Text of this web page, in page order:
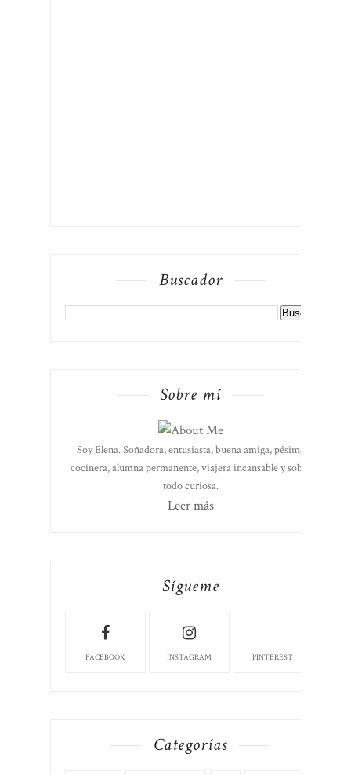
Buscador
Sobre mí
Soy Elena. Soñadora, entusiasta, buena amiga, pésima
cocinera, alumna permanente, viajera incansable y sobre
todo curiosa.
Leer más
Sígueme
FACEBOOK INSTAGRAM PINTEREST
Categorías